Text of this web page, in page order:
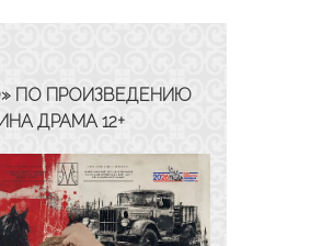
ПО ПРОИЗВЕДЕНИЮ
ДРАМА 12+